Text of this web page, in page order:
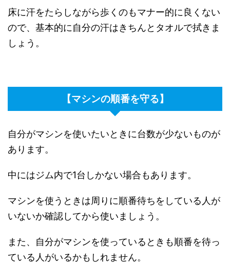
床に汗をたらしながら歩くのもマナー的に良くない
ので、基本的に自分の汗はきちんとタオルで拭きま
しょう。
【マシンの順番を守る】
自分がマシンを使いたいときに台数が少ないものが
あります。
中にはジム内で1台しかない場合もあります。
マシンを使うときは周りに順番待ちをしている人が
いないか確認してから使いましょう。
また、自分がマシンを使っているときも順番を待っ
ている人がいるかもしれません。